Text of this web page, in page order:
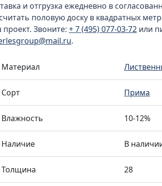
и отгрузка ежедневно в
половую доску в квадратных
Звоните: + 7 (495) 077-03-72 или
.
Материал
Сорт Прима
Влажность 10-12%
Наличие В
Толщина 28